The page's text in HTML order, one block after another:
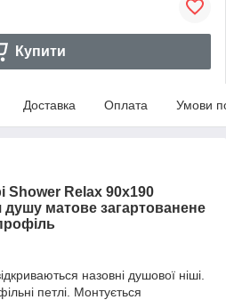
Купити
Доставка Оплата Умови
Shower Relax 90x190
душу матове загартованене
назовні душової ніші.
петлі. Монтується